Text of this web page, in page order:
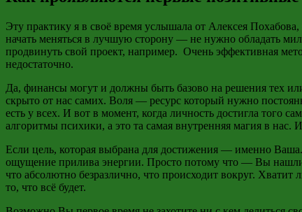
Эту практику я в своё время услышала от Алексея Похабова,
начать меняться в лучшую сторону — не нужно обладать
продвинуть свой проект, например. Очень эффективная
недостаточно.
Да, финансы могут и должны быть базово на решения тех
скрыто от нас самих. Воля — ресурс который нужно
есть у всех. И вот в момент, когда личность достигла
алгоритмы психики, а это та самая внутренняя магия в нас.
Если цель, которая выбрана для достижения — именно
ощущение прилива энергии. Просто потому что — Вы
что абсолютно безразлично, что происходит вокруг.
то, что всё будет.